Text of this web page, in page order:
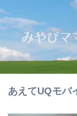
あえてUQモバ